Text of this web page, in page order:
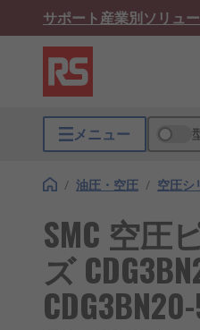
サポート産業別ソリュ
メニュー
/ 油圧・空圧 / 空圧シ
SMC 空圧
ズ